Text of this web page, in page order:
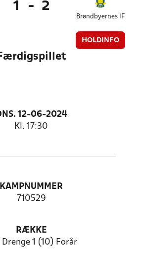
1 - 2
Brøndbyernes IF
HOLDINFO
12-06-2024
Kl. 17:30
KAMPNUMMER
710529
RÆKKE
Drenge 1 (10) Forår